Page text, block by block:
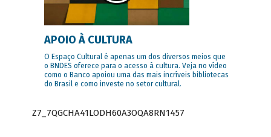
APOIO À CULTURA
O Espaço Cultural é apenas um dos diversos meios que
o BNDES oferece para o acesso à cultura. Veja no vídeo
como o Banco apoiou uma das mais incríveis bibliotecas
do Brasil e como investe no setor cultural.
Z7_7QGCHA41LODH60A3OQA8RN1457